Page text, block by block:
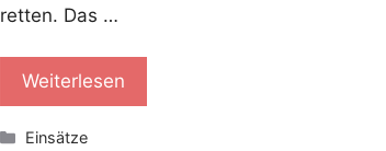
retten. Das …
Weiterlesen
Kategorien
Einsätze